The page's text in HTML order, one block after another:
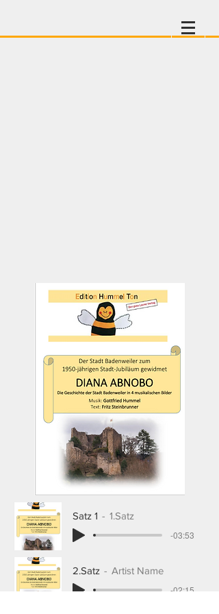
Satz 1
1.Satz
-03:53
2.Satz
Artist Name
-02:15